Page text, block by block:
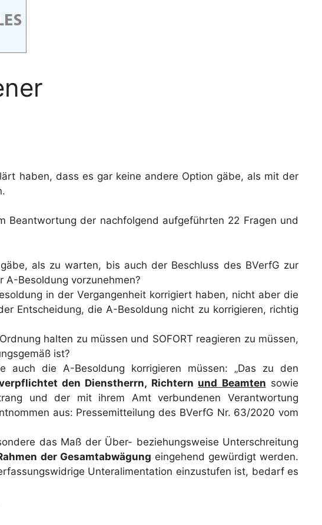
haben, dass es gar keine andere Option gäbe, als mit der
Beantwortung der nachfolgend aufgeführten 22 Fragen und
als zu warten, bis auch der Beschluss des BVerfG zur
A-Besoldung vorzunehmen?
in der Vergangenheit korrigiert haben, nicht aber die
Entscheidung, die A-Besoldung nicht zu korrigieren, richtig
halten zu müssen und SOFORT reagieren zu müssen,
ist?
die A-Besoldung korrigieren müssen: „Das zu den
den Dienstherrn, Richtern und Beamten sowie
und der mit ihrem Amt verbundenen Verantwortung
aus: Pressemitteilung des BVerfG Nr. 63/2020 vom
das Maß der Über- beziehungsweise Unterschreitung
der Gesamtabwägung eingehend gewürdigt werden.
Unteralimentation einzustufen ist, bedarf es